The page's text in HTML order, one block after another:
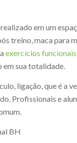
em um
treino, maca para
exercícios funcionais
sua totalidade.
ligação, que é a
Profissionais e
BH